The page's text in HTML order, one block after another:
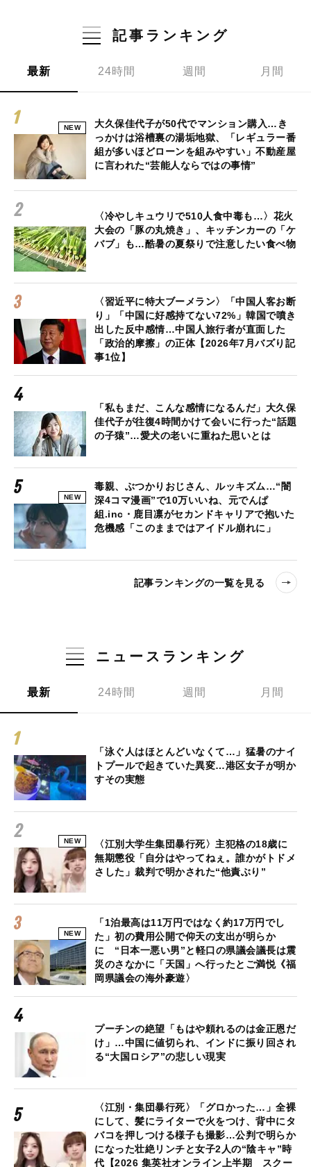
記事ランキング
最新 24時間 週間 月間
NEW
大久保佳代子が50代でマンション購入…き
っかけは浴槽裏の湯垢地獄、「レギュラー番
組が多いほどローンを組みやすい」不動産屋
に言われた“芸能人ならではの事情”
〈冷やしキュウリで510人食中毒も…〉花火
大会の「豚の丸焼き」、キッチンカーの「ケ
バブ」も…酷暑の夏祭りで注意したい食べ物
〈習近平に特大ブーメラン〉「中国人客お断
り」「中国に好感持てない72%」韓国で噴き
出した反中感情…中国人旅行者が直面した
「政治的摩擦」の正体【2026年7月バズり記
事1位】
「私もまだ、こんな感情になるんだ」大久保
佳代子が往復4時間かけて会いに行った“話題
の子猿”…愛犬の老いに重ねた思いとは
NEW
毒親、ぶつかりおじさん、ルッキズム…“闇
深4コマ漫画”で10万いいね、元でんぱ
組.inc・鹿目凛がセカンドキャリアで抱いた
危機感「このままではアイドル崩れに」
記事ランキングの一覧を見る
ニュースランキング
最新 24時間 週間 月間
「泳ぐ人はほとんどいなくて…」猛暑のナイ
トプールで起きていた異変…港区女子が明か
すその実態
NEW
〈江別大学生集団暴行死〉主犯格の18歳に
無期懲役「自分はやってねぇ。誰かがトドメ
さした」裁判で明かされた“他責ぶり”
NEW
「1泊最高は11万円ではなく約17万円でし
た」初の費用公開で仰天の支出が明らか
に “日本一悪い男”と軽口の県議会議長は震
災のさなかに「天国」へ行ったとご満悦《福
岡県議会の海外豪遊〉
プーチンの絶望「もはや頼れるのは金正恩だ
け」…中国に値切られ、インドに振り回され
る“大国ロシア”の悲しい現実
〈江別・集団暴行死〉「グロかった…」全裸
にして、髪にライターで火をつけ、背中にタ
バコを押しつける様子も撮影…公判で明らか
になった壮絶リンチと女子2人の“陰キャ”時
代【2026 集英社オンライン上半期 スクー